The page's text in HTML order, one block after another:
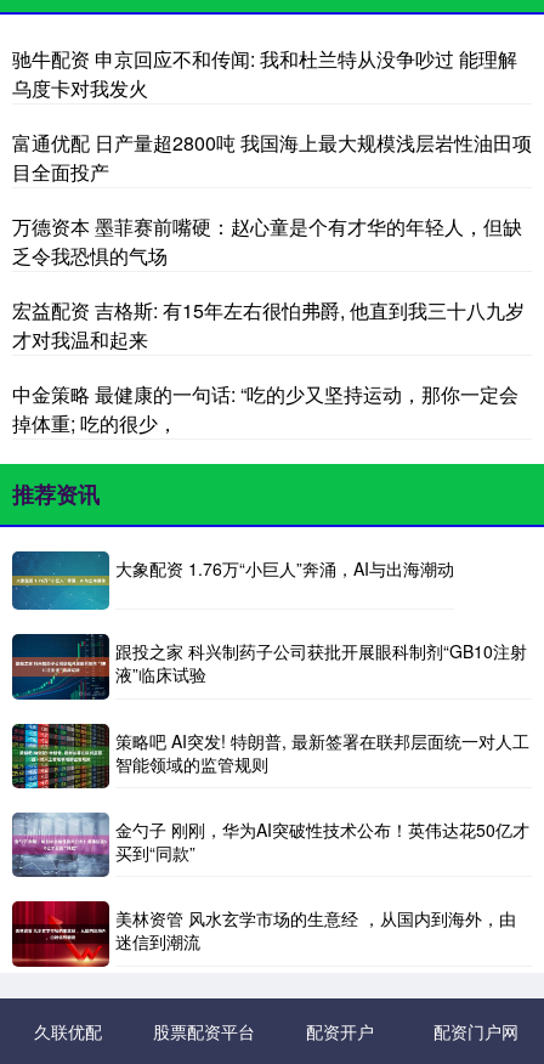
驰牛配资 申京回应不和传闻: 我和杜兰特从没争吵过 能理解
乌度卡对我发火
富通优配 日产量超2800吨 我国海上最大规模浅层岩性油田项
目全面投产
万德资本 墨菲赛前嘴硬：赵心童是个有才华的年轻人，但缺
乏令我恐惧的气场
宏益配资 吉格斯: 有15年左右很怕弗爵, 他直到我三十八九岁
才对我温和起来
中金策略 最健康的一句话: “吃的少又坚持运动，那你一定会
掉体重; 吃的很少，
推荐资讯
大象配资 1.76万“小巨人”奔涌，AI与出海潮动
跟投之家 科兴制药子公司获批开展眼科制剂“GB10注射
液”临床试验
策略吧 AI突发! 特朗普, 最新签署在联邦层面统一对人工
智能领域的监管规则
金勺子 刚刚，华为AI突破性技术公布！英伟达花50亿才
买到“同款”
美林资管 风水玄学市场的生意经 ，从国内到海外，由
迷信到潮流
久联优配 股票配资平台 配资开户 配资门户网